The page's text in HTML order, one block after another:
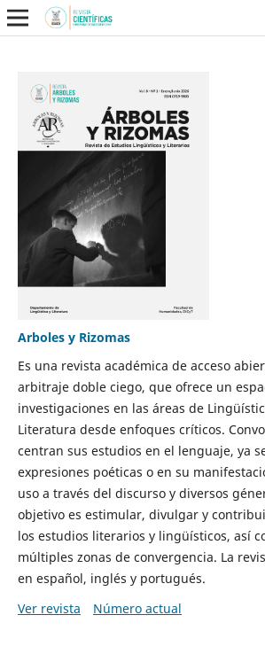
Arboles y Rizomas
Es una revista académica de acceso
arbitraje doble ciego, que ofrece un
investigaciones en las áreas de
Literatura desde enfoques críticos.
centran sus estudios en el lenguaje, ya
expresiones poéticas o en su
uso a través del discurso y diversos
objetivo es estimular, divulgar y
los estudios literarios y lingüísticos, así
múltiples zonas de convergencia. La
en español, inglés y portugués.
Ver revista
Número actual